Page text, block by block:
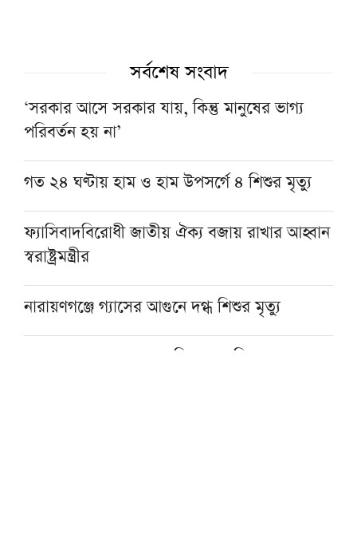
সর্বশেষ সংবাদ
‘সরকার আসে সরকার যায়, কিন্তু মানুষের ভাগ্য
পরিবর্তন হয় না’
গত ২৪ ঘণ্টায় হাম ও হাম উপসর্গে ৪ শিশুর মৃত্যু
ফ্যাসিবাদবিরোধী জাতীয় ঐক্য বজায় রাখার আহ্বান
স্বরাষ্ট্রমন্ত্রীর
নারায়ণগঞ্জে গ্যাসের আগুনে দগ্ধ শিশুর মৃত্যু
নেত্রকোনার বড়বাজারে অগ্নিকাণ্ড, ক্ষতিগ্রস্ত ৮ স্থাপনা